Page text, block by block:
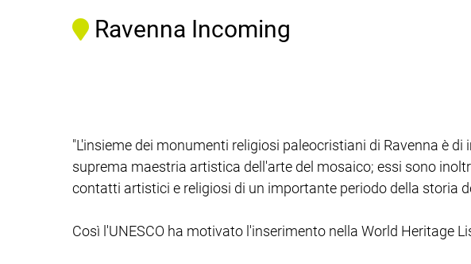
Ravenna Incoming
"L'insieme dei monumenti religiosi paleocristiani di Ravenna è
suprema maestria artistica dell'arte del mosaico; essi sono
contatti artistici e religiosi di un importante periodo della storia
Così l'UNESCO ha motivato l'inserimento nella World Heritage